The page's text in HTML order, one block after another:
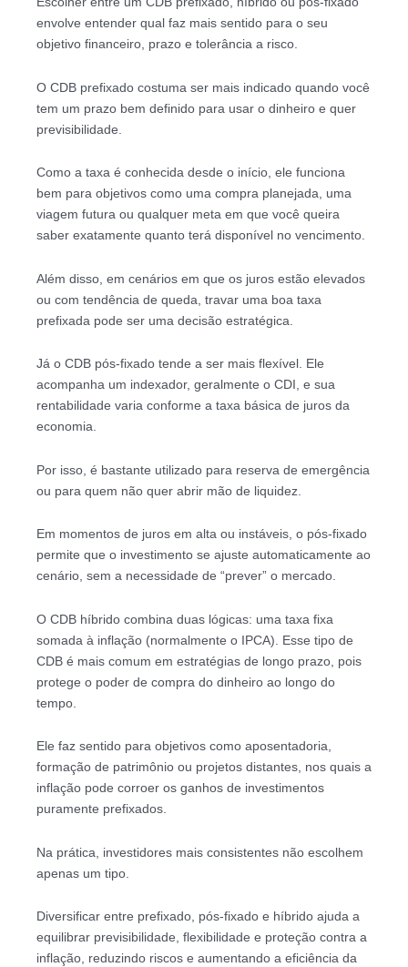
envolve entender qual faz mais sentido para o seu
objetivo financeiro, prazo e tolerância a risco.
O CDB prefixado costuma ser mais indicado quando você
tem um prazo bem definido para usar o dinheiro e quer
previsibilidade.
Como a taxa é conhecida desde o início, ele funciona
bem para objetivos como uma compra planejada, uma
viagem futura ou qualquer meta em que você queira
saber exatamente quanto terá disponível no vencimento.
Além disso, em cenários em que os juros estão elevados
ou com tendência de queda, travar uma boa taxa
prefixada pode ser uma decisão estratégica.
Já o CDB pós-fixado tende a ser mais flexível. Ele
acompanha um indexador, geralmente o CDI, e sua
rentabilidade varia conforme a taxa básica de juros da
economia.
Por isso, é bastante utilizado para reserva de emergência
ou para quem não quer abrir mão de liquidez.
Em momentos de juros em alta ou instáveis, o pós-fixado
permite que o investimento se ajuste automaticamente ao
cenário, sem a necessidade de “prever” o mercado.
O CDB híbrido combina duas lógicas: uma taxa fixa
somada à inflação (normalmente o IPCA). Esse tipo de
CDB é mais comum em estratégias de longo prazo, pois
protege o poder de compra do dinheiro ao longo do
tempo.
Ele faz sentido para objetivos como aposentadoria,
formação de patrimônio ou projetos distantes, nos quais a
inflação pode corroer os ganhos de investimentos
puramente prefixados.
Na prática, investidores mais consistentes não escolhem
apenas um tipo.
Diversificar entre prefixado, pós-fixado e híbrido ajuda a
equilibrar previsibilidade, flexibilidade e proteção contra a
inflação, reduzindo riscos e aumentando a eficiência da